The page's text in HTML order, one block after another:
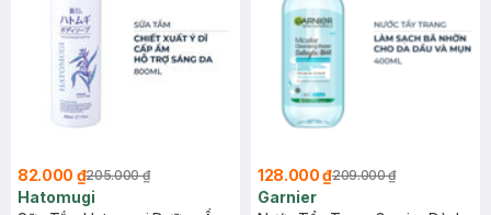
82.000 ₫205.000 ₫
Hatomugi
128.000 ₫209.000 ₫
Garnier